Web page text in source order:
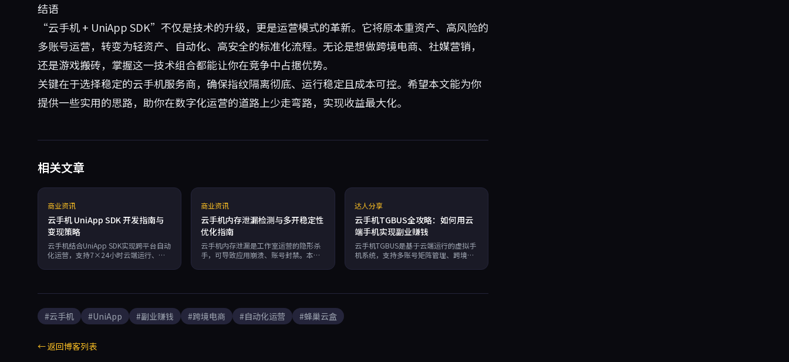
结语
“云手机 + UniApp SDK”不仅是技术的升级，更是运营模式的革新。它将原本重资产、高风险的
多账号运营，转变为轻资产、自动化、高安全的标准化流程。无论是想做跨境电商、社媒营销，
还是游戏搬砖，掌握这一技术组合都能让你在竞争中占据优势。
关键在于选择稳定的云手机服务商，确保指纹隔离彻底、运行稳定且成本可控。希望本文能为你
提供一些实用的思路，助你在数字化运营的道路上少走弯路，实现收益最大化。
相关文章
商业资讯
云手机 UniApp SDK 开发指南与
变现策略
云手机结合UniApp SDK实现跨平台自动
化运营，支持7×24小时云端运行、多
提升运营效率，是创业者和工作室实现
商业资讯
云手机内存泄漏检测与多开稳定性
优化指南
云手机内存泄漏是工作室运营的隐形杀
手，可导致应用崩溃、账号封禁。本文
泄漏风险，确保7×24小时稳定多开。
达人分享
云手机TGBUS全攻略：如何用云
端手机实现副业赚钱
云手机TGBUS是基于云端运行的虚拟手
机系统，支持多账号矩阵管理、跨境电
#云手机 #UniApp #副业赚钱 #跨境电商 #自动化运营 #蜂巢云盒
← 返回博客列表